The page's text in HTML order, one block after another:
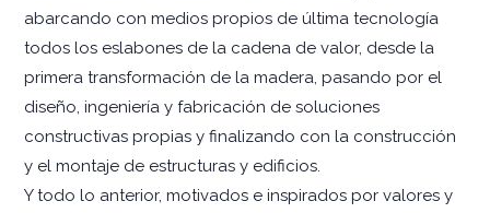
abarcando con medios propios de última tecnología
todos los eslabones de la cadena de valor, desde la
primera transformación de la madera, pasando por el
diseño, ingeniería y fabricación de soluciones
constructivas propias y finalizando con la construcción
y el montaje de estructuras y edificios.
Y todo lo anterior, motivados e inspirados por valores y